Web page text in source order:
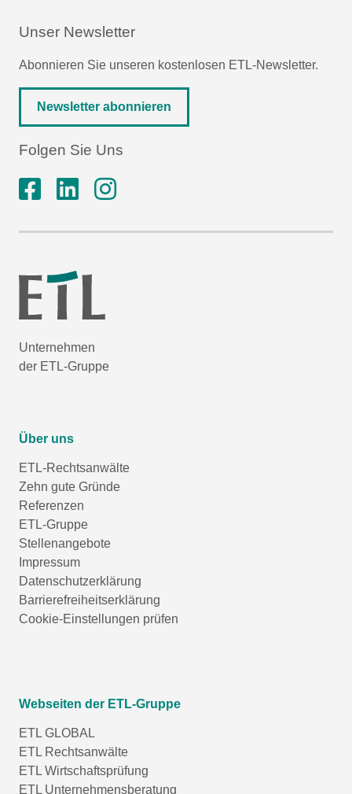
Unser Newsletter
Abonnieren Sie unseren kostenlosen ETL-Newsletter.
Newsletter abonnieren
Folgen Sie Uns
Unternehmen
der ETL-Gruppe
Über uns
ETL-Rechtsanwälte
Zehn gute Gründe
Referenzen
ETL-Gruppe
Stellenangebote
Impressum
Datenschutzerklärung
Barrierefreiheitserklärung
Cookie-Einstellungen prüfen
Webseiten der ETL-Gruppe
ETL GLOBAL
ETL Rechtsanwälte
ETL Wirtschaftsprüfung
ETL Unternehmensberatung